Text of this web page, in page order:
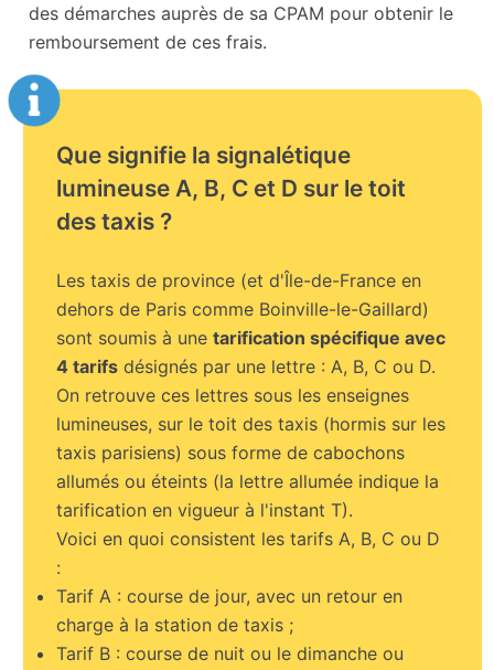
des démarches auprès de sa CPAM pour obtenir le
remboursement de ces frais.
Que signifie la signalétique
lumineuse A, B, C et D sur le toit
des taxis ?
Les taxis de province (et d'Île-de-France en
dehors de Paris comme Boinville-le-Gaillard)
sont soumis à unetarification spécifique avec
4 tarifs désignés par une lettre : A, B, C ou D.
On retrouve ces lettres sous les enseignes
lumineuses, sur le toit des taxis (hormis sur les
taxis parisiens) sous forme de cabochons
allumés ou éteints (la lettre allumée indique la
tarification en vigueur à l'instant T).
Voici en quoi consistent les tarifs A, B, C ou D
:
Tarif A : course de jour, avec un retour en
charge à la station de taxis ;
Tarif B : course de nuit ou le dimanche ou